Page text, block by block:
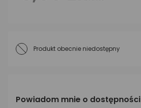
Produkt obecnie niedostępny
Powiadom mnie o dostępności